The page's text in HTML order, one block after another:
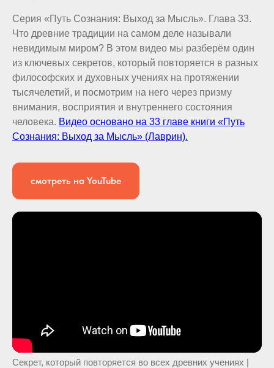
Серия «Путь Сознания: Выход за Мысль». Глава 33.
Что древние традиции на самом деле называли
невидимым миром? В этом видео мы разберём один
из ключевых секретов, который повторяется в разных
философских и духовных учениях на протяжении
тысячелетий, и посмотрим на него через призму
внимания, восприятия и внутреннего состояния
человека. Видео основано на 33 главе книги «Путь
Сознания: Выход за Мысль» (Лаврин).
смотреть на YouTube
Секрет, который повторяется во всех древних учениях |